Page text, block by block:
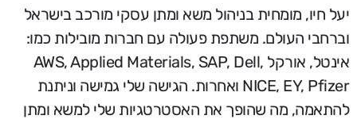
יעל חיו, מומחית בניהול משא ומתן עסקי מורכב בישראל
וברחבי העולם. משתפת פעולה עם חברות מובילות כמו:
אינטל, אורקל AWS, Applied Materials, SAP, Dell,
NICE, EY, Pfizer ואחרות. הגישה שלי גמישה וניתנת
להתאמה, מה שהופך את האסטרטגיות שלי למשא ומתן